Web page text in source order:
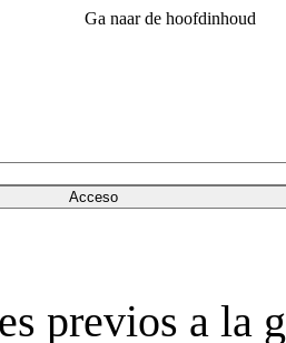
Ga naar de hoofdinhoud
Acceso
previos a la